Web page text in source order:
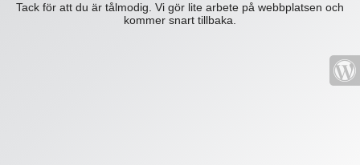
Tack för att du är tålmodig. Vi gör lite arbete på webbplatsen och
kommer snart tillbaka.